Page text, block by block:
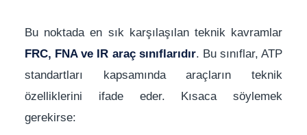
Bu noktada en sık karşılaşılan teknik kavramlar
FRC, FNA ve IR araç sınıflarıdır. Bu sınıflar, ATP
standartları kapsamında araçların teknik
özelliklerini ifade eder. Kısaca söylemek
gerekirse: